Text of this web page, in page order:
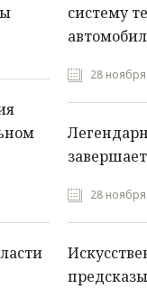
систему
28
28